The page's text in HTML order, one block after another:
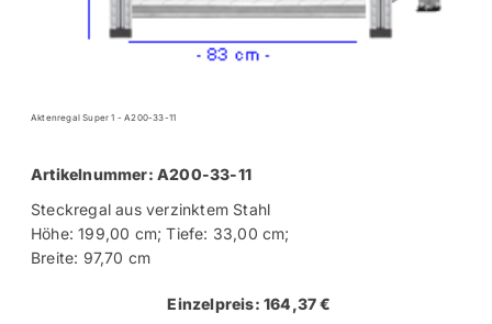
Aktenregal Super 1 - A200-33-11
Artikelnummer: A200-33-11
Steckregal aus verzinktem Stahl
Höhe: 199,00 cm; Tiefe: 33,00 cm;
Breite: 97,70 cm
Einzelpreis: 164,37 €